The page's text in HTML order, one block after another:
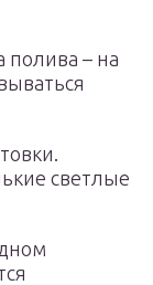
полива – на
светлые